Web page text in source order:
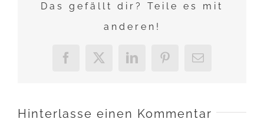
Das gefällt dir? Teile es mit
anderen!
Facebook
X LinkedInPinterest
E-
Hinterlasse einen Kommentar